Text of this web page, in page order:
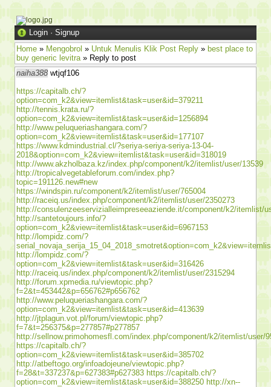
Login · Signup
Home » Mengobrol » Untuk Menulis Klik Post Reply » best place to
buy generic levitra» Reply to post
naiha388 wtjqf106
https://capitalb.ch/?
option=com_k2&view=itemlist&task=user&id=379211
http://tennis.krata.ru/?
option=com_k2&view=itemlist&task=user&id=1256894
http://www.peluqueriashangara.com/?
option=com_k2&view=itemlist&task=user&id=177107
https://www.kdmindustrial.cl/?seriya-seriya-seriya-13-04-
2018&option=com_k2&view=itemlist&task=user&id=318019
http://www.akzholbaza.kz/index.php/component/k2/itemlist/user/13539
http://tropicalvegetableforum.com/index.php?
topic=191126.new#new
https://windspin.ru/component/k2/itemlist/user/765004
http://raceiq.us/index.php/component/k2/itemlist/user/2350273
http://consulenzeeservizialleimpreseeaziende.it/component/k2/itemlist/
http://santetoujours.info/?
option=com_k2&view=itemlist&task=user&id=6967153
http://lompidz.com/?
http://lompidz.com/?
option=com_k2&view=itemlist&task=user&id=316426
http://raceiq.us/index.php/component/k2/itemlist/user/2315294
http://forum.xpmedia.ru/viewtopic.php?
f=2&t=453442&p=656762#p656762
http://www.peluqueriashangara.com/?
option=com_k2&view=itemlist&task=user&id=413639
http://jtplagun.vot.pl/forum/viewtopic.php?
f=7&t=256375&p=277857#p277857
http://sellnow.primohomesfl.com/index.php/component/k2/itemlist/user/
https://capitalb.ch/?
option=com_k2&view=itemlist&task=user&id=385702
http://atbeftogo.org/infoadojeune/viewtopic.php?
f=28&t=337237&p=627383#p627383 https://capitalb.ch/?
option=com_k2&view=itemlist&task=user&id=388250 http://xn--